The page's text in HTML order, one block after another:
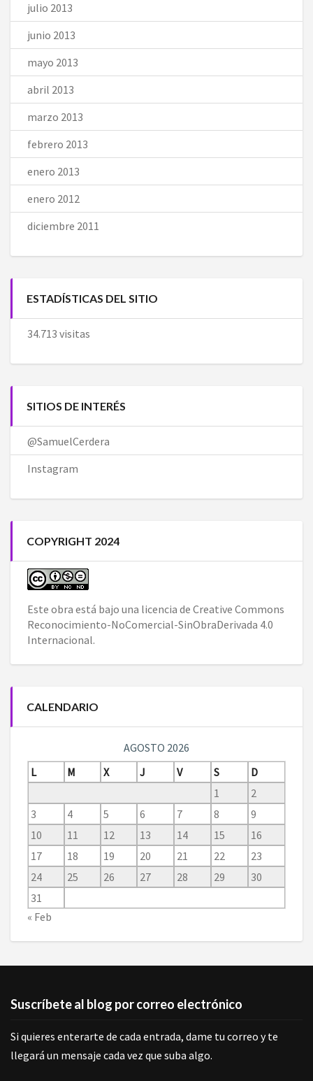
julio 2013
junio 2013
mayo 2013
abril 2013
marzo 2013
febrero 2013
enero 2013
enero 2012
diciembre 2011
ESTADÍSTICAS DEL SITIO
34.713 visitas
SITIOS DE INTERÉS
@SamuelCerdera
Instagram
COPYRIGHT 2024
Este obra está bajo una licencia de Creative Commons
Reconocimiento-NoComercial-SinObraDerivada 4.0
Internacional.
CALENDARIO
AGOSTO 2026
L
M X J V S
D
1
2
3
4 5 6 7 8
9
10
11 12 13 14 15
16
17
18 19 20 21 22
23
24
25 26 27 28 29
30
31
« Feb
Suscríbete al blog por correo electrónico
Si quieres enterarte de cada entrada, dame tu correo y te
llegará un mensaje cada vez que suba algo.